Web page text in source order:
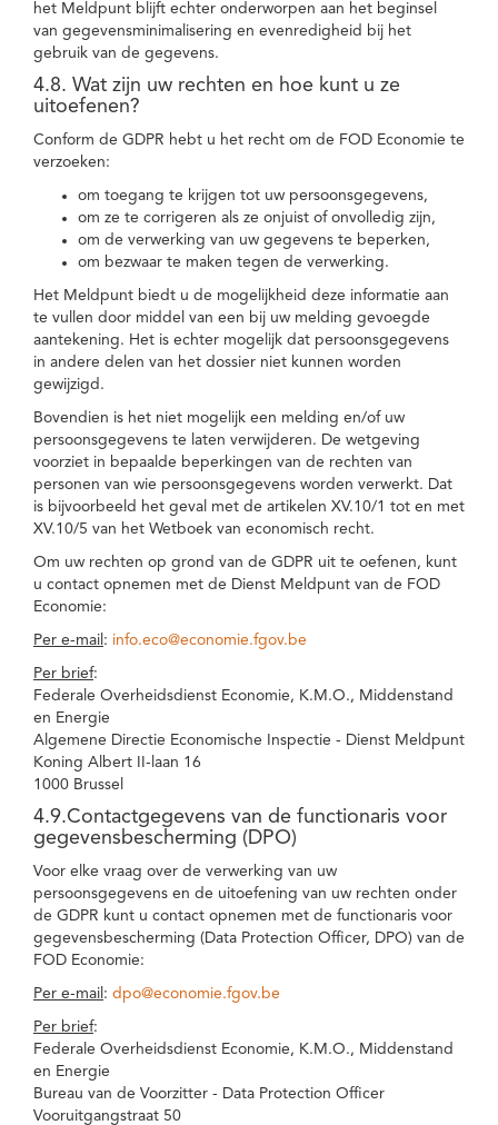
het Meldpunt blijft echter onderworpen aan het beginsel
van gegevensminimalisering en evenredigheid bij het
gebruik van de gegevens.
4.8. Wat zijn uw rechten en hoe kunt u ze
uitoefenen?
Conform de GDPR hebt u het recht om de FOD Economie te
verzoeken:
om toegang te krijgen tot uw persoonsgegevens,
om ze te corrigeren als ze onjuist of onvolledig zijn,
om de verwerking van uw gegevens te beperken,
om bezwaar te maken tegen de verwerking.
Het Meldpunt biedt u de mogelijkheid deze informatie aan
te vullen door middel van een bij uw melding gevoegde
aantekening. Het is echter mogelijk dat persoonsgegevens
in andere delen van het dossier niet kunnen worden
gewijzigd.
Bovendien is het niet mogelijk een melding en/of uw
persoonsgegevens te laten verwijderen. De wetgeving
voorziet in bepaalde beperkingen van de rechten van
personen van wie persoonsgegevens worden verwerkt. Dat
is bijvoorbeeld het geval met de artikelen XV.10/1 tot en met
XV.10/5 van het Wetboek van economisch recht.
Om uw rechten op grond van de GDPR uit te oefenen, kunt
u contact opnemen met de Dienst Meldpunt van de FOD
Economie:
Per e-mail : info.eco@economie.fgov.be
Per brief:
Federale Overheidsdienst Economie, K.M.O., Middenstand
en Energie
Algemene Directie Economische Inspectie - Dienst Meldpunt
Koning Albert II-laan 16
1000 Brussel
4.9.Contactgegevens van de functionaris voor
gegevensbescherming (DPO)
Voor elke vraag over de verwerking van uw
persoonsgegevens en de uitoefening van uw rechten onder
de GDPR kunt u contact opnemen met de functionaris voor
gegevensbescherming (Data Protection Officer, DPO) van de
FOD Economie:
Per e-mail : dpo@economie.fgov.be
Per brief:
Federale Overheidsdienst Economie, K.M.O., Middenstand
en Energie
Bureau van de Voorzitter - Data Protection Officer
Vooruitgangstraat 50